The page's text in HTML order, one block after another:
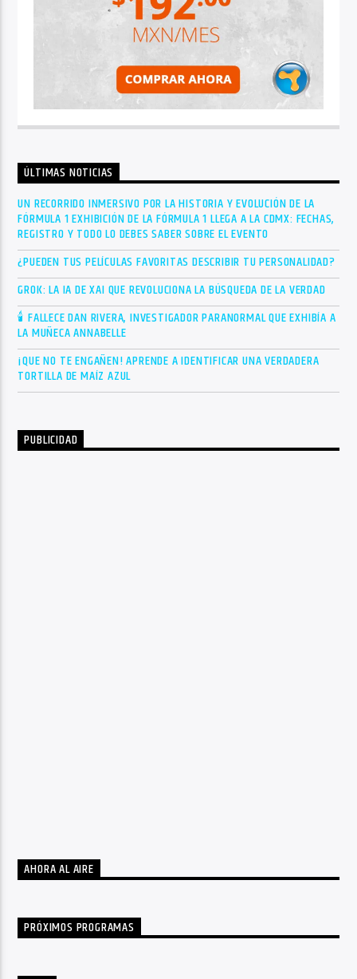
ÚLTIMAS NOTICIAS
UN RECORRIDO INMERSIVO POR LA HISTORIA Y EVOLUCIÓN DE LA
FÓRMULA 1 EXHIBICIÓN DE LA FÓRMULA 1 LLEGA A LA CDMX: FECHAS,
REGISTRO Y TODO LO DEBES SABER SOBRE EL EVENTO
¿PUEDEN TUS PELÍCULAS FAVORITAS DESCRIBIR TU PERSONALIDAD?
GROK: LA IA DE XAI QUE REVOLUCIONA LA BÚSQUEDA DE LA VERDAD
🕯 FALLECE DAN RIVERA, INVESTIGADOR PARANORMAL QUE EXHIBÍA A
LA MUÑECA ANNABELLE
¡QUE NO TE ENGAÑEN! APRENDE A IDENTIFICAR UNA VERDADERA
TORTILLA DE MAÍZ AZUL
PUBLICIDAD
AHORA AL AIRE
PRÓXIMOS PROGRAMAS